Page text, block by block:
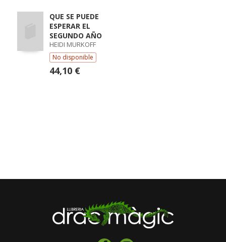
QUE SE PUEDE
ESPERAR EL
SEGUNDO AÑO
HEIDI MURKOFF
No disponible
44,10 €